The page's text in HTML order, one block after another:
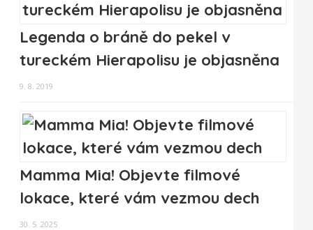
Legenda o bráně do pekel v
tureckém Hierapolisu je objasněna
9. 8. 2019
Mamma Mia! Objevte filmové
lokace, které vám vezmou dech
30. 5. 2025